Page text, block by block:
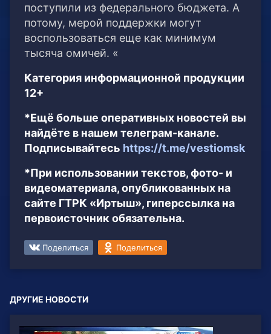
поступили из федерального бюджета. А
потому, мерой поддержки могут
воспользоваться еще как минимум
тысяча омичей. «
Категория информационной продукции
12+
*Ещё больше оперативных новостей вы
найдёте в нашем телеграм-канале.
Подписывайтесь https://t.me/vestiomsk
*При использовании текстов, фото- и
видеоматериала, опубликованных на
сайте ГТРК «Иртыш», гиперссылка на
первоисточник обязательна.
Поделиться Поделиться
ДРУГИЕ НОВОСТИ